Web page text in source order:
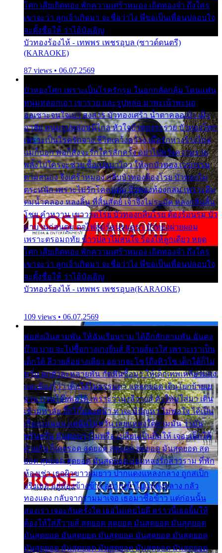
โศก เสียเถิดทอง พักความเศร้าหมอง เถิดทองจ๋า ถึงใคร
เขาจะว่า ลูกเจ้าเกิดมา จะชื่อว่าไง พี่ขอเป็นเพื่อนปลอบใจ
จะตั้งชื่อให้ ว่าไอ้บังเอิญ
บัวทองร้องไห้ - เทพพร เพชรอุบล (ซาวด์ดนตรี)
(KARAOKE)
87 views • 06.07.2569
บัวทองโศก เพราะเป็นโรครักรุม ในอกกลัดกลุ้ม โดนแฟน
หนุ่มหลอกเอา เขารวย และรูปหล่อ มาพะเน้าพะนอ
ออเซาะจนใจเบา สงสาร บัวทองเศร้า น้ำตาคลอเบ้า เฝ้า
อาลัย หนุ่มรูปหล่อหนีไกล หัวใจบัวทองระรวย บัวทองโศก
เพราะเป็นโรครักจาง ชีวิตเคว้งคว้าง เมื่อรักห่างร้างไกล
แม่ก็บอก พ่อก็สั่งจะรักใครสักครั้ง อย่าไปหวังความรวย
พลั้งไปใครจะช่วย ซื้อเปลมาไกว ให้ลูกบัวทอง เวรกรรม
ตามสนอง จึงเศร้าหมอง กลีบบัวทองต้องโรย บัวทองไม่
ตระหนัก เพราะไม่รักโคลนตม บัวทองท้องกลม เพราะลืม
ตมน้ำคลอง หลงลิ้น ที่สิ้นสัตย์ เจ้าจึงไม่ระมัด หลงกลิ่นลิ้น
โชย คำหวาน เขาวาดโรย บัวทองกลีบโรย ต้องร้อนรุม บัว
มาบานก่อนตูม ดุจไฟสุมร้อนรุมอุรา บัวทองผ่ายผอม
เพราะตรอมฤทัย ข้าวปลาไม่สนใจ ร้องไห้ลูกเดียว หยุด
โศก เสียเถิดทอง พักความเศร้าหมอง เถิดทองจ๋า ถึงใคร
เขาจะว่า ลูกเจ้าเกิดมา จะชื่อว่าไง พี่ขอเป็นเพื่อนปลอบใจ
จะตั้งชื่อให้ ว่าไอ้บังเอิญ
บัวทองร้องไห้ - เทพพร เพชรอุบล(KARAOKE)
109 views • 06.07.2569
พ่อส่งเงินสามพัน ให้ฉันเรียนราม ได้อีกสักสามพัน ฉันคง
บ๊าย บาย จะไปซื้อกางเกงยีนส์ ลีวายส์มาใส่ เพราะเราเป็น
เด็กใต้ ลีวายส์อย่างเดียว อยากจะโชว์ถึงหิวโซ เด็กใต้ก็ไม่
หวั่น ตกตัวละหลายพัน กัดฟันซื้อมา ให้เด็กเทพเหลียวมอง
และต้องรู้ว่า เด็กใต้ไม่ธรรมดา แต่สุดยอด เดินโยกย้ายเย
ยวน กวนโอ๊ยพอได้ เพราะว่านุ่งลีวายส์ ตัวใหม่ใส่มา เดิน
เข้ามหาลัย จิ๊กโก๊มองหน้า ท่าจะมีปัญหา ไม่พอใจ ได้เป็น
เรื่องแน่นอน แต่ฉันไม่หวั่น เลยแหลงใต้ถามมัน ว่ามัน
พรั่นพรือ มันตอบว่าไม่พรื่อ เปลี่ยนเป็นยิ้มให้ เจอะเด็กใต้
ด้วยกัน ก็เลยรอด สุดยอด สุดยอด สุดยอด มันสุดยอด สุด
ยอด สุดยอด สุดยอด มันสุดยอด แอบหลงรักสาวราม ที่พัก
ห้องเช่า เธอผิวขาวผมยาว ปากแดงแหลงกลาง ถูกสเป็ก
จริงเธอ อยู่ห้องข้างข้าง อยากเข้าไปแหลงกลาง กลัว
ทองแดง กลับจากรามมาเจอ เธอมาซื้อข้าว แต่ก่อนนั้น
สองเรา เจอะกันครั้งใด เธอไม่เคยไยดี คราวนี้เธอยิ้มให้
ต้องให้ใส่ลีวายส์ สุดยอด สุดยอด มันสุดยอด มันสุดยอด
มันสุดยอด มันสุดยอด มันสุดยอด มันสุดยอด มันสุดยอด
มันสุดยอด มันสุดยอด มันสุดยอด มันสุดยอด มันสุดยอด